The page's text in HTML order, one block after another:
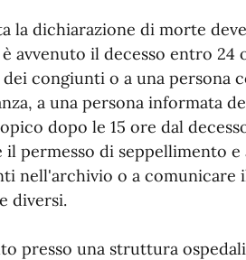
la dichiarazione di morte
avvenuto il decesso entro 24
congiunti o a una persona
a una persona informata
dopo le 15 ore dal
permesso di seppellimento
nell'archivio o a comunicare
diversi.
presso una struttura